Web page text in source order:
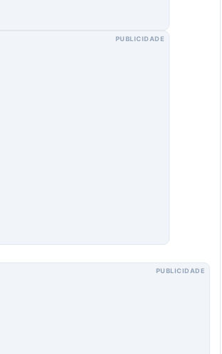
PUBLICIDADE
PUBLICIDADE